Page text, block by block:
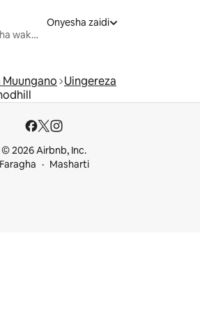
Nyumba za kupangisha wakati wa likizo
Onyesha zaidi
Uingereza
© 2026 Airbnb, Inc.
Faragha
Masharti